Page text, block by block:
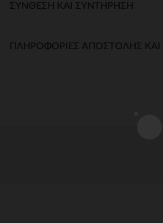
ΣΎΝΘΕΣΗ ΚΑΙ ΣΥΝΤΉΡΗΣΗ
ΠΛΗΡΟΦΟΡΊΕΣ ΑΠΟΣΤΟΛΉΣ ΚΑΙ